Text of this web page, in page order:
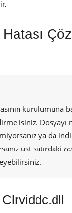
kurulumuna
Dosyayı
ya da
üst satırdaki